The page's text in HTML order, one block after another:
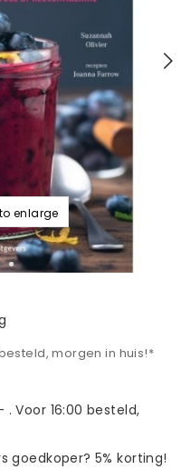
enlarge
morgen in huis!*
Voor 16:00 besteld,
goedkoper? 5% korting!